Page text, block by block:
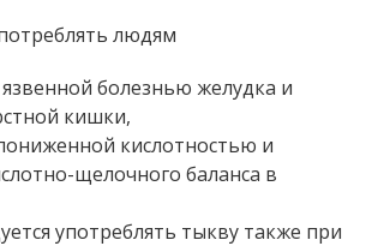
людям
болезнью желудка и
кишки,
кислотностью и
щелочного баланса в
употреблять тыкву также при